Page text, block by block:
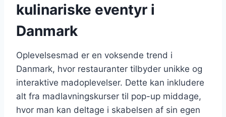
kulinariske eventyr i
Danmark
Oplevelsesmad er en voksende trend i
Danmark, hvor restauranter tilbyder unikke og
interaktive madoplevelser. Dette kan inkludere
alt fra madlavningskurser til pop-up middage,
hvor man kan deltage i skabelsen af sin egen